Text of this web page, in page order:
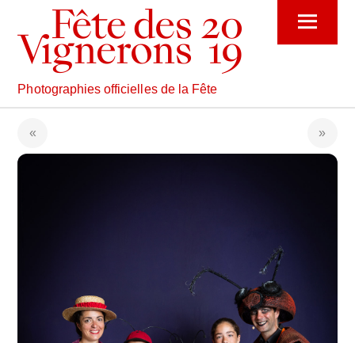
content
Menu
Photographies officielles de la Fête